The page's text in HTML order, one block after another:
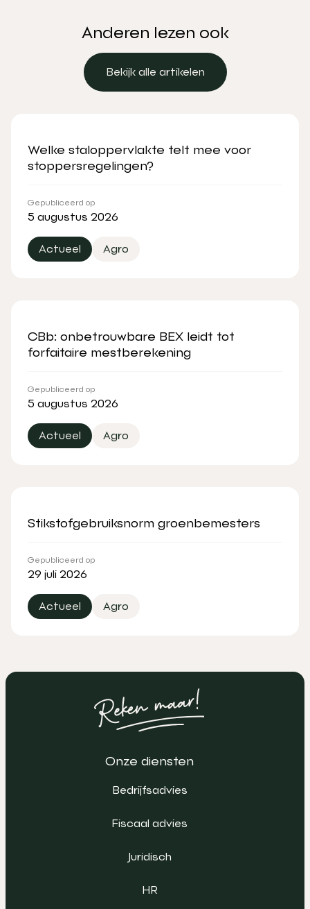
Anderen lezen ook
Bekijk alle artikelen
Welke staloppervlakte telt mee voor
stoppersregelingen?
Gepubliceerd op
5 augustus 2026
Actueel Agro
CBb: onbetrouwbare BEX leidt tot
forfaitaire mestberekening
Gepubliceerd op
5 augustus 2026
Actueel Agro
Stikstofgebruiksnorm groenbemesters
Gepubliceerd op
29 juli 2026
Actueel Agro
Onze diensten
Bedrijfsadvies
Fiscaal advies
Juridisch
HR